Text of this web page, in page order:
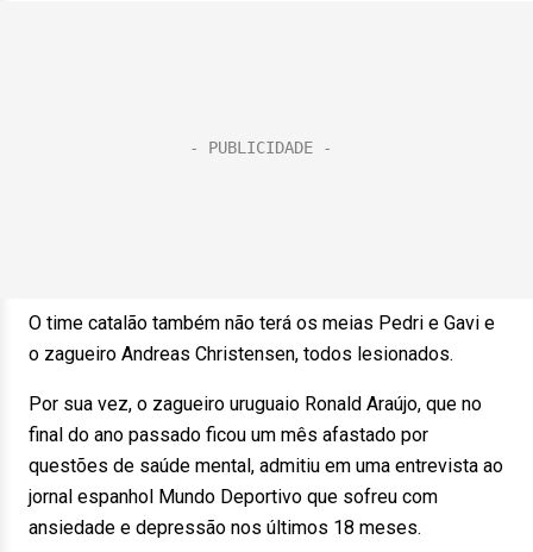
O time catalão também não terá os meias Pedri e Gavi e
o zagueiro Andreas Christensen, todos lesionados.
Por sua vez, o zagueiro uruguaio Ronald Araújo, que no
final do ano passado ficou um mês afastado por
questões de saúde mental, admitiu em uma entrevista ao
jornal espanhol Mundo Deportivo que sofreu com
ansiedade e depressão nos últimos 18 meses.